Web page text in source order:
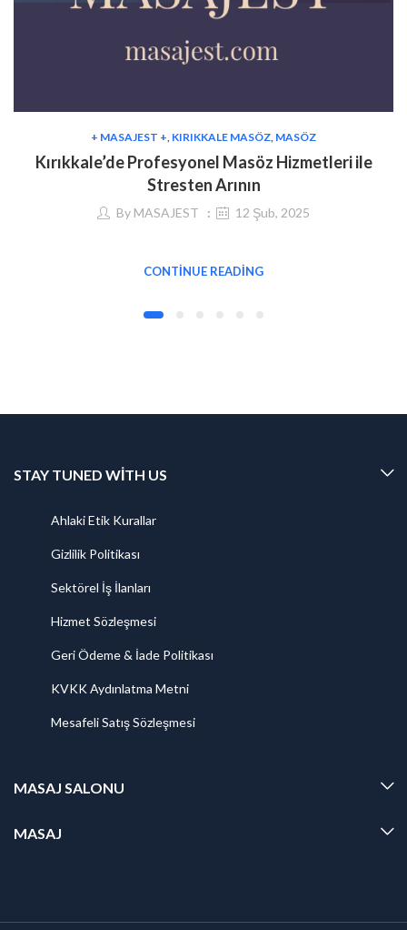
+ MASAJEST + KIRIKKALE MASÖZ MASÖZ
Kırıkkale’de Profesyonel Masöz Hizmetleri ile
Stresten Arının
By MASAJEST 12 Şub, 2025
CONTINUE READING
STAY TUNED WITH US
Ahlaki Etik Kurallar
Gizlilik Politikası
Sektörel İş İlanları
Hizmet Sözleşmesi
Geri Ödeme & İade Politikası
KVKK Aydınlatma Metni
Mesafeli Satış Sözleşmesi
MASAJ SALONU
MASAJ